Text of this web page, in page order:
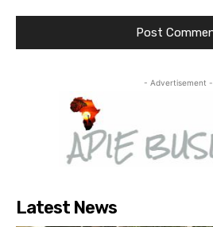
- Advertisement -
Latest News